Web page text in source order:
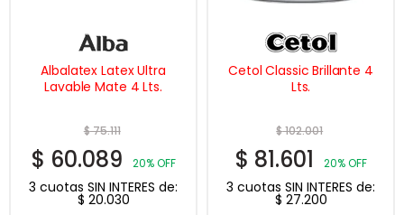
Albalatex Latex Ultra
Lavable Mate 4 Lts.
$75.111
$ 60.089 20% OFF
3 cuotas SIN INTERES de:
$ 20.030
Cetol Classic Brillante 4
Lts.
$102.001
$ 81.601 20% OFF
3 cuotas SIN INTERES de:
$ 27.200